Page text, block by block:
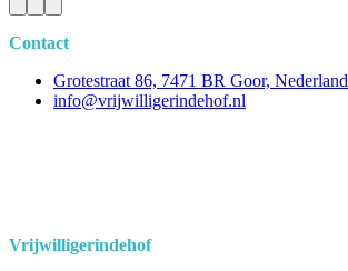
Contact
Grotestraat 86, 7471 BR Goor, Nederland
info@vrijwilligerindehof.nl
Vrijwilligerindehof